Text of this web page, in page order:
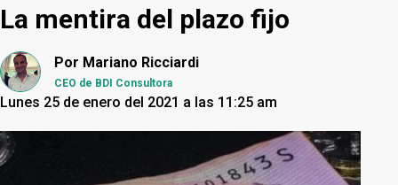
La mentira del plazo fijo
Por Mariano Ricciardi
CEO de BDI Consultora
Lunes 25 de enero del 2021 a las 11:25 am